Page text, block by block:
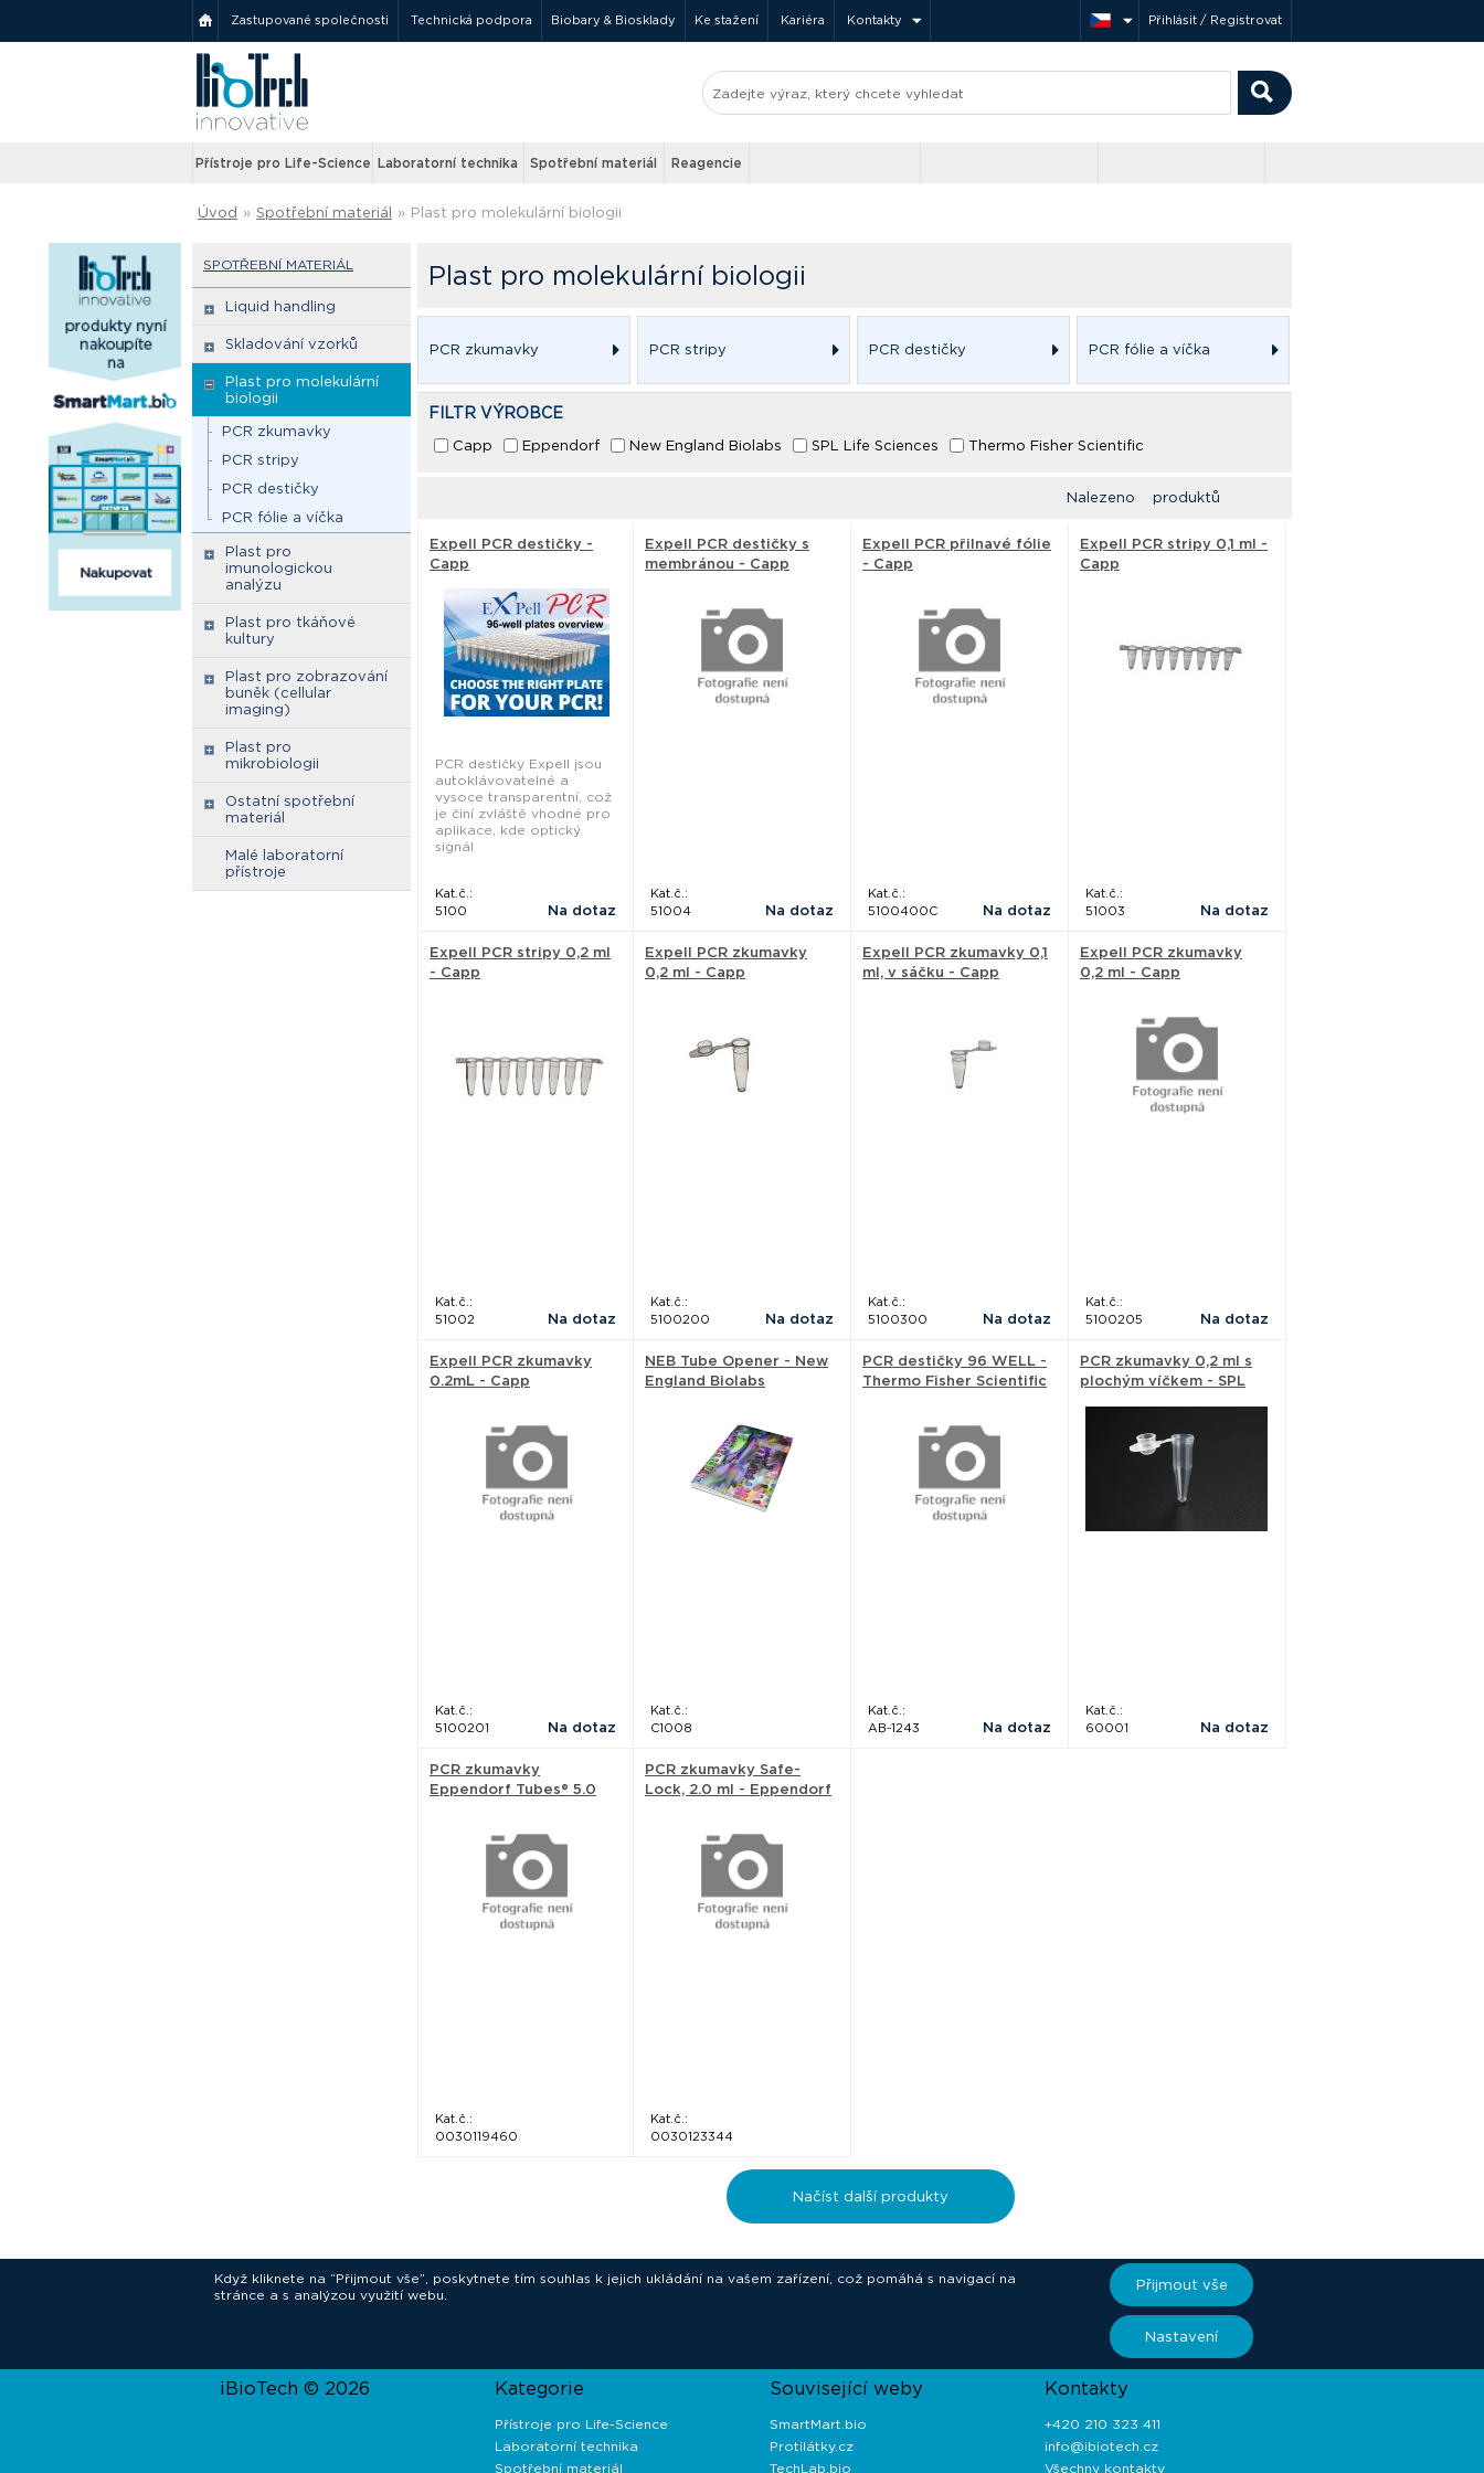
Zastupované společnosti Technická podpora Biobary & Biosklady Ke stažení Kariéra Kontakty Přihlásit / Registrovat
Přístroje pro Life-Science Laboratorní technika Spotřební materiál Reagencie
Úvod » Spotřební materiál » Plast pro molekulární biologii
SPOTŘEBNÍ MATERIÁL
Liquid handling
Skladování vzorků
Plast pro molekulární
biologii
PCR zkumavky
PCR stripy
PCR destičky
PCR fólie a víčka
Plast pro
imunologickou
analýzu
Plast pro tkáňové
kultury
Plast pro zobrazování
buněk (cellular
imaging)
Plast pro
mikrobiologii
Ostatní spotřební
materiál
Malé laboratorní
přístroje
Plast pro molekulární biologii
PCR zkumavky PCR stripy PCR destičky PCR fólie a víčka
FILTR VÝROBCE
Capp Eppendorf New England Biolabs SPL Life Sciences Thermo Fisher Scientific
Nalezeno produktů
Expell PCR destičky -
Capp
PCR destičky Expell jsou
autoklávovatelné a
vysoce transparentní, což
je činí zvláště vhodné pro
aplikace, kde optický
signál
Kat.č.:
5100
Na dotaz
Expell PCR destičky s
membránou - Capp
Kat.č.:
51004
Na dotaz
Expell PCR přilnavé fólie
- Capp
Kat.č.:
5100400C
Na dotaz
Expell PCR stripy 0,1 ml -
Capp
Kat.č.:
51003
Na dotaz
Expell PCR stripy 0,2 ml
- Capp
Kat.č.:
51002
Na dotaz
Expell PCR zkumavky
0,2 ml - Capp
Kat.č.:
5100200
Na dotaz
Expell PCR zkumavky 0,1
ml, v sáčku - Capp
Kat.č.:
5100300
Na dotaz
Expell PCR zkumavky
0,2 ml - Capp
Kat.č.:
5100205
Na dotaz
Expell PCR zkumavky
0.2mL - Capp
Kat.č.:
5100201
Na dotaz
NEB Tube Opener - New
England Biolabs
Kat.č.:
C1008
PCR destičky 96 WELL -
Thermo Fisher Scientific
Kat.č.:
AB-1243
Na dotaz
PCR zkumavky 0,2 ml s
plochým víčkem - SPL
Kat.č.:
60001
Na dotaz
PCR zkumavky
Eppendorf Tubes® 5.0
Kat.č.:
0030119460
PCR zkumavky Safe-
Lock, 2.0 ml - Eppendorf
Kat.č.:
0030123344
Načíst další produkty
Když kliknete na “Přijmout vše”, poskytnete tím souhlas k jejich ukládání na vašem zařízení, což pomáhá s navigací na
stránce a s analýzou využití webu.
Přijmout vše
Nastavení
iBioTech © 2026 Kategorie
Přístroje pro Life-Science
Laboratorní technika
Spotřební materiál
Související weby
SmartMart.bio
Protilátky.cz
TechLab.bio
Kontakty
+420 210 323 411
info@ibiotech.cz
Všechny kontakty